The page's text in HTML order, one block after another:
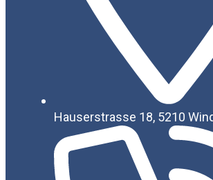
Hauserstrasse 18, 5210